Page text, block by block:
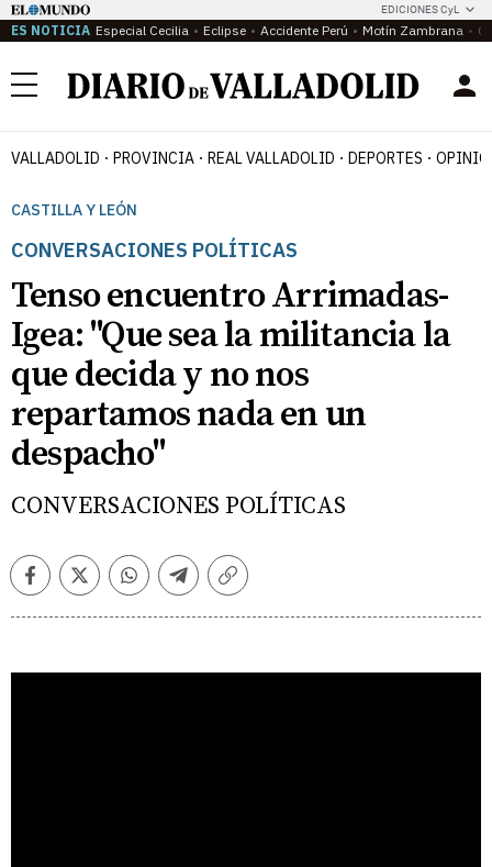
EDICIONES CyL
ES NOTICIA Especial Cecilia Eclipse Accidente Perú Motín Zambrana
Menú
VALLADOLID PROVINCIA REAL VALLADOLID DEPORTES
CASTILLA Y LEÓN
CONVERSACIONES POLÍTICAS
Tenso encuentro Arrimadas-
Igea: "Que sea la militancia la
que decida y no nos
repartamos nada en un
despacho"
CONVERSACIONES POLÍTICAS
FacebookTwitterWhatsappTelegramCopiar